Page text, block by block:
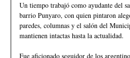
Un tiempo trabajó como ayudante del
barrio Punyaro, con quien pintaron
paredes, columnas y el salón del
mantienen intactas hasta la actualidad.
Fue aficionado seguidor de los